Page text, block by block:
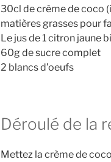
30cl de crème de coco
matières grasses pour
Le jus de 1 citron jaune
60g de sucre complet
2 blancs d’oeufs
Déroulé de la
Mettez la crème de